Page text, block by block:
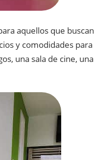
aquellosque buscan
iosycomodidadespara
os, una sala de cine, una